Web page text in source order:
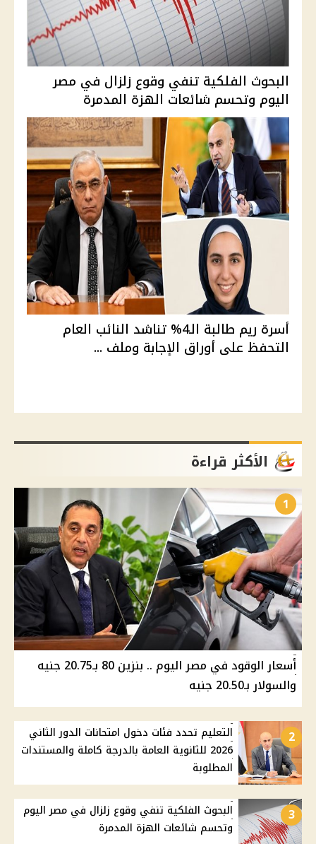
البحوث الفلكية تنفي وقوع زلزال في مصر
اليوم وتحسم شائعات الهزة المدمرة
أسرة ريم طالبة الـ4% تناشد النائب العام
التحفظ على أوراق الإجابة وملف ...
الأكثر قراءة
1
أسعار الوقود في مصر اليوم .. بنزين 80 بـ20.75 جنيه
والسولار بـ20.50 جنيه
2
التعليم تحدد فئات دخول امتحانات الدور الثاني
2026 للثانوية العامة بالدرجة كاملة والمستندات
المطلوبة
3
البحوث الفلكية تنفي وقوع زلزال في مصر اليوم
وتحسم شائعات الهزة المدمرة